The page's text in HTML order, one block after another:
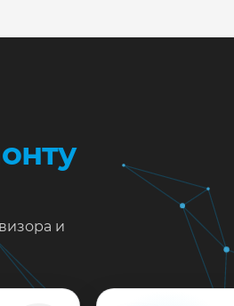
заявку или позвоните:
и